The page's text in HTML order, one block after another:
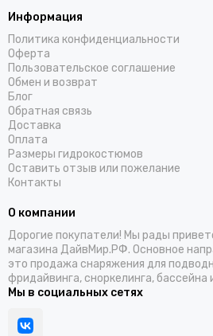
Информация
Политика конфиденциальности
Оферта
Пользовательское соглашение
Обмен и возврат
Блог
Обратная связь
Доставка
Оплата
Размеры гидрокостюмов
Оставить отзыв или пожелание
Контакты
О компании
Дорогие покупатели! Мы рады
магазина ДайвМир.РФ. Основное
это продажа снаряжения для
фридайвинга, сноркелинга,
Мы в социальных сетях